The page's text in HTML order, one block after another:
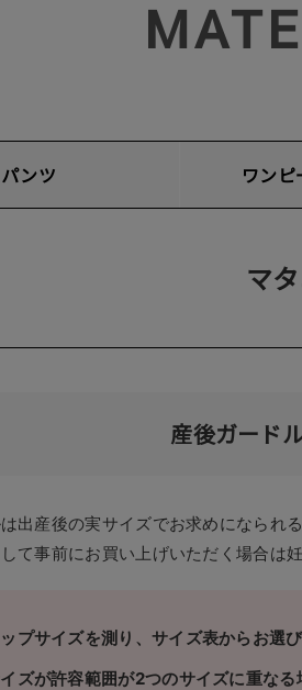
パンツ ワンピ
マ
産後ガード
出産後の実サイズでお求めになられ
て事前にお買い上げいただく場合は
プサイズを測り、サイズ表からお選び
ズが許容範囲が2つのサイズに重な